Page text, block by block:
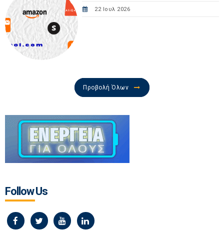
22 Ιουλ 2026
Προβολή Όλων
Follow Us